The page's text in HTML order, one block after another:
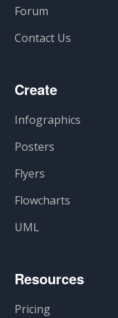
Forum
Contact Us
Create
Infographics
Posters
Flyers
Flowcharts
UML
Resources
Pricing